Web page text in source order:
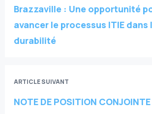
Brazzaville : Une opportunité
avancer le processus ITIE dans
durabilité
ARTICLE SUIVANT
NOTE DE POSITION